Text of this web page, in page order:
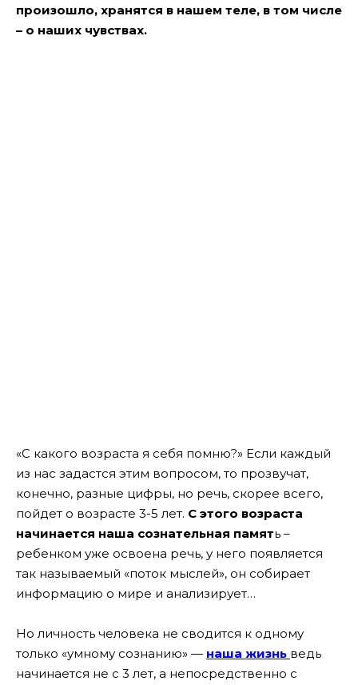
произошло, хранятся в нашем теле, в том числе
– о наших чувствах.
«С какого возраста я себя помню?» Если каждый
из нас задастся этим вопросом, то прозвучат,
конечно, разные цифры, но речь, скорее всего,
пойдет о возрасте 3-5 лет. С этого возраста
начинается наша сознательная память –
ребенком уже освоена речь, у него появляется
так называемый «поток мыслей», он собирает
информацию о мире и анализирует…
Но личность человека не сводится к одному
только «умному сознанию» — наша жизнь ведь
начинается не с 3 лет, а непосредственно с